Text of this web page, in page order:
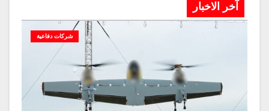
آخر الاخبار
شركات دفاعية